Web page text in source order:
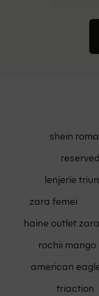
shein
reserved
lenjerie
zara femei
haine outlet zara
rochii mango
american
triaction